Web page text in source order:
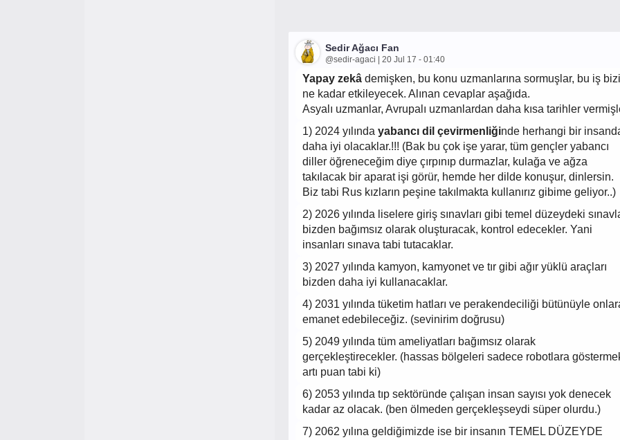
Sedir Ağacı Fan
@sedir-agaci | 20 Jul 17 - 01:40
Yapay zekâ demişken, bu konu uzmanlarına sormuşlar, bu iş bizi
ne kadar etkileyecek. Alınan cevaplar aşağıda.
Asyalı uzmanlar, Avrupalı uzmanlardan daha kısa tarihler
1) 2024 yılında yabancı dil çevirmenliğinde herhangi bir
daha iyi olacaklar.!!! (Bak bu çok işe yarar, tüm gençler yabancı
diller öğreneceğim diye çırpınıp durmazlar, kulağa ve ağza
takılacak bir aparat işi görür, hemde her dilde konuşur, dinlersin.
Biz tabi Rus kızların peşine takılmakta kullanırız gibime geliyor..)
2) 2026 yılında liselere giriş sınavları gibi temel düzeydeki
bizden bağımsız olarak oluşturacak, kontrol edecekler. Yani
insanları sınava tabi tutacaklar.
3) 2027 yılında kamyon, kamyonet ve tır gibi ağır yüklü araçları
bizden daha iyi kullanacaklar.
4) 2031 yılında tüketim hatları ve perakendeciliği bütünüyle
emanet edebileceğiz. (sevinirim doğrusu)
5) 2049 yılında tüm ameliyatları bağımsız olarak
gerçekleştirecekler. (hassas bölgeleri sadece robotlara
artı puan tabi ki)
6) 2053 yılında tıp sektöründe çalışan insan sayısı yok denecek
kadar az olacak. (ben ölmeden gerçekleşseydi süper olurdu.)
7) 2062 yılına geldiğimizde ise bir insanın TEMEL DÜZEYDE